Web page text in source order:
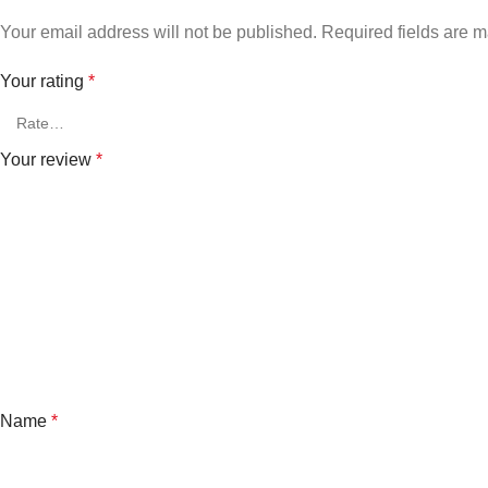
Your email address will not be published. Required fields are
Your rating *
Your review *
Name *